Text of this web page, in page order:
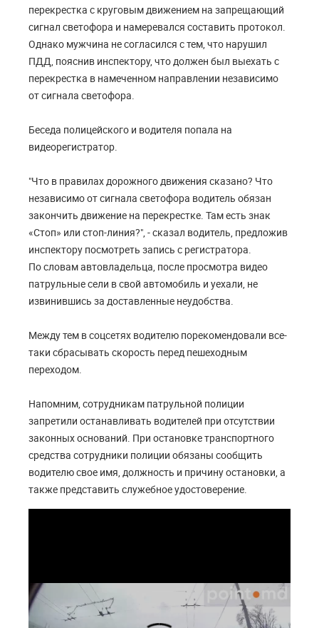
перекрестка с круговым движением на запрещающий
сигнал светофора и намеревался составить протокол.
Однако мужчина не согласился с тем, что нарушил
ПДД, пояснив инспектору, что должен был выехать с
перекрестка в намеченном направлении независимо
от сигнала светофора.
Беседа полицейского и водителя попала на
видеорегистратор.
"Что в правилах дорожного движения сказано? Что
независимо от сигнала светофора водитель обязан
закончить движение на перекрестке. Там есть знак
«Стоп» или стоп-линия?", - сказал водитель, предложив
инспектору посмотреть запись с регистратора.
По словам автовладельца, после просмотра видео
патрульные сели в свой автомобиль и уехали, не
извинившись за доставленные неудобства.
Между тем в соцсетях водителю порекомендовали все-
таки сбрасывать скорость перед пешеходным
переходом.
Напомним, сотрудникам патрульной полиции
запретили останавливать водителей при отсутствии
законных оснований. При остановке транспортного
средства сотрудники полиции обязаны сообщить
водителю свое имя, должность и причину остановки, а
также представить служебное удостоверение.